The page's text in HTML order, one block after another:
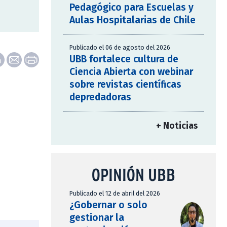
Pedagógico para Escuelas y
Aulas Hospitalarias de Chile
Publicado el 06 de agosto del 2026
UBB fortalece cultura de
Ciencia Abierta con webinar
sobre revistas científicas
depredadoras
+ Noticias
OPINIÓN UBB
Publicado el 12 de abril del 2026
¿Gobernar o solo
gestionar la